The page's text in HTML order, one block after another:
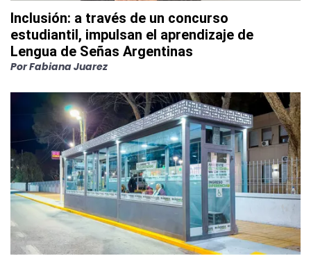
Inclusión: a través de un concurso
estudiantil, impulsan el aprendizaje de
Lengua de Señas Argentinas
PorFabiana Juarez